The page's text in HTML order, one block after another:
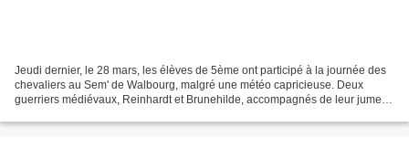
Jeudi dernier, le 28 mars, les élèves de 5ème ont participé à la journée des
chevaliers au Sem' de Walbourg, malgré une météo capricieuse. Deux
guerriers médiévaux, Reinhardt et Brunehilde, accompagnés de leur jument